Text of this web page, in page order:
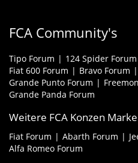
FCA Community's
Tipo Forum 124 Spider Forum
Fiat 600 Forum
Bravo Forum
Grande Punto Forum
Grande Panda Forum
Weitere FCA Konzen
Fiat Forum Abarth Forum
Alfa Romeo Forum